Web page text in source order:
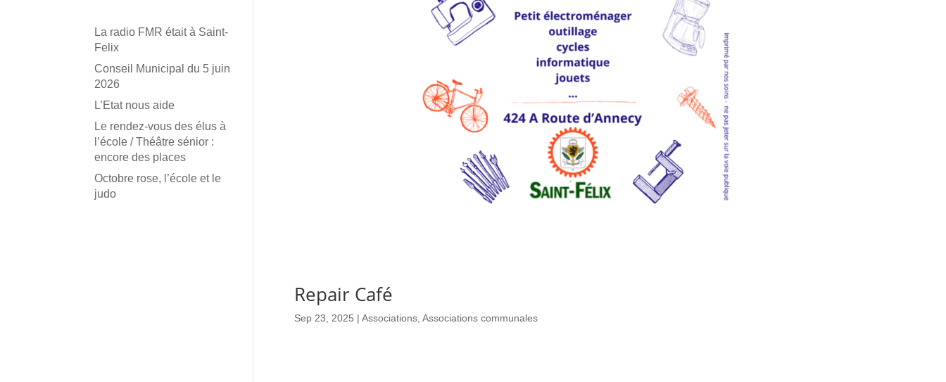
Repair Café
Sep 23, 2025 | Associations, Associations communales
La radio FMR était à Saint-
Felix
Conseil Municipal du 5 juin
2026
L’Etat nous aide
Le rendez-vous des élus à
l’école / Théâtre sénior :
encore des places
Octobre rose, l’école et le
judo